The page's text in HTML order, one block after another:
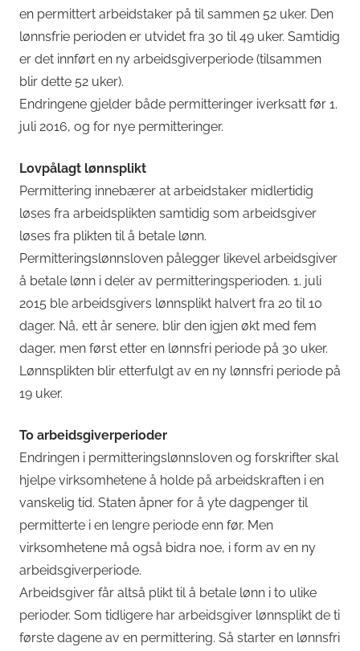
en permittert arbeidstaker på til sammen 52 uker. Den
lønnsfrie perioden er utvidet fra 30 til 49 uker. Samtidig
er det innført en ny arbeidsgiverperiode (tilsammen
blir dette 52 uker).
Endringene gjelder både permitteringer iverksatt før 1.
juli 2016, og for nye permitteringer.
Lovpålagt lønnsplikt
Permittering innebærer at arbeidstaker midlertidig
løses fra arbeidsplikten samtidig som arbeidsgiver
løses fra plikten til å betale lønn.
Permitteringslønnsloven pålegger likevel arbeidsgiver
å betale lønn i deler av permitteringsperioden. 1. juli
2015 ble arbeidsgivers lønnsplikt halvert fra 20 til 10
dager. Nå, ett år senere, blir den igjen økt med fem
dager, men først etter en lønnsfri periode på 30 uker.
Lønnsplikten blir etterfulgt av en ny lønnsfri periode på
19 uker.
To arbeidsgiverperioder
Endringen i permitteringslønnsloven og forskrifter skal
hjelpe virksomhetene å holde på arbeidskraften i en
vanskelig tid. Staten åpner for å yte dagpenger til
permitterte i en lengre periode enn før. Men
virksomhetene må også bidra noe, i form av en ny
arbeidsgiverperiode.
Arbeidsgiver får altså plikt til å betale lønn i to ulike
perioder. Som tidligere har arbeidsgiver lønnsplikt de ti
første dagene av en permittering. Så starter en lønnsfri